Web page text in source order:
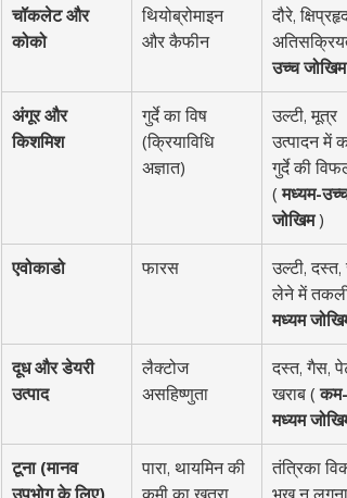
चॉकलेट और
कोको
थियोब्रोमाइन
और कैफीन
दौरे,
उच्च जोखिम )
अंगूर और
किशमिश
गुर्दे का विष
(क्रियाविधि
अज्ञात)
उल्टी, मूत्र
उत्पादन में
गुर्दे की
( मध्यम-उच्च
जोखिम )
एवोकाडो फारस
उल्टी, दस्त,
लेने में
मध्यम जोखिम
दूध और डेयरी
उत्पाद
लैक्टोज
असहिष्णुता
दस्त, गैस, पेट
खराब ( कम-
मध्यम जोखिम
टूना (मानव
उपभोग के लिए)
पारा, थायमिन की
कमी का खतरा
तंत्रिका
भूख न लगना